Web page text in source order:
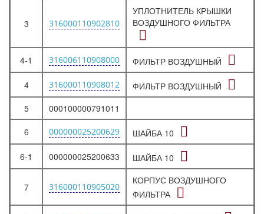
3 316000110902810
УПЛОТНИТЕЛЬ КРЫШКИ
ВОЗДУШНОГО ФИЛЬТРА
4-1 316006110908000
ФИЛЬТР ВОЗДУШНЫЙ
4
316000110908012
ФИЛЬТР ВОЗДУШНЫЙ
5
000100000791011
6
000000025200629
ШАЙБА 10
6-1
000000025200633 ШАЙБА 10
7 316000110905020
КОРПУС ВОЗДУШНОГО
ФИЛЬТРА